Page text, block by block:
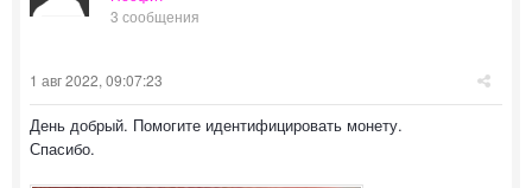
3 сообщения
1 авг 2022, 09:07:23
День добрый. Помогите идентифицировать монету.
Спасибо.